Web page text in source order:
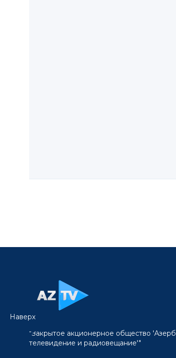
"Закрытое акционерное общество
телевидение и радиовещание'"
Наверх